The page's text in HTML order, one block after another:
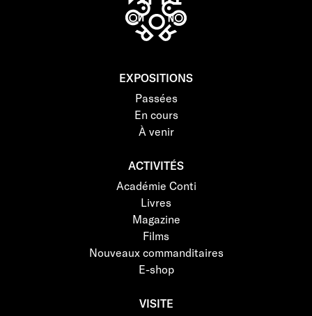
EXPOSITIONS
Passées
En cours
À venir
ACTIVITÉS
Académie Conti
Livres
Magazine
Films
Nouveaux commanditaires
E-shop
VISITE